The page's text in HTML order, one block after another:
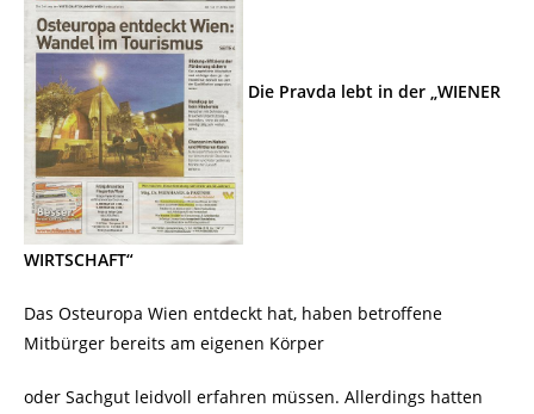
Die Pravda lebt in der „WIENER
WIRTSCHAFT“
Das Osteuropa Wien entdeckt hat, haben betroffene
Mitbürger bereits am eigenen Körper
oder Sachgut leidvoll erfahren müssen. Allerdings hatten